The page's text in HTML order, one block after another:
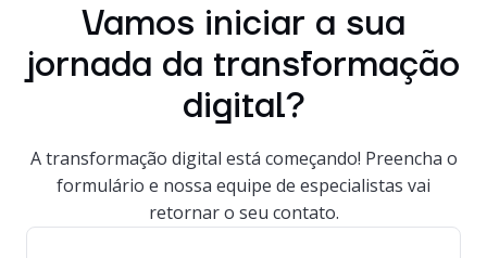
Vamos iniciar a sua
jornada da transformação
digital?
A transformação digital está começando! Preencha o
formulário e nossa equipe de especialistas vai
retornar o seu contato.